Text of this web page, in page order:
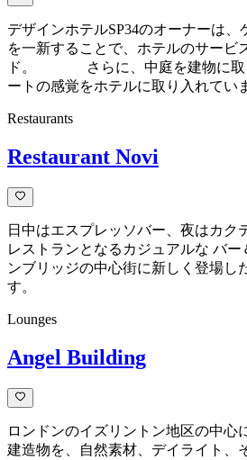
デザインホテルSP34のオーナーは
を一新することで、ホテルのサービ
ド。 さらに、中庭を建物に取り
ートの感覚をホテルに取り入れてい
Restaurants
Restaurant Novi
日中はエスプレッソバー、夜はカク
レストランとなるカジュアルな バ
ンブリッジの中心街に新しく登場し
す。
Lounges
Angel Building
ロンドンのイズリントン地区の中心
建造物を、自然素材、デイライト、